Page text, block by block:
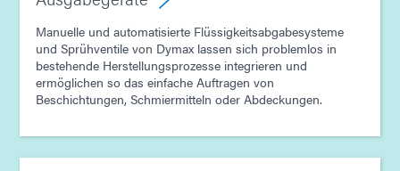
Leitfaden: Ausgabegerät (Asien|EN)
(Asien|EN)
Manuelle und automatisierte Flüssigkeitsabgabesysteme
und Sprühventile von Dymax lassen sich problemlos in
bestehende Herstellungsprozesse integrieren und
ermöglichen so das einfache Auftragen von
Beschichtungen, Schmiermitteln oder Abdeckungen.